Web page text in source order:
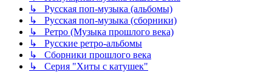
↳ Русская поп-музыка (альбомы)
↳ Русская поп-музыка (сборники)
↳ Ретро (Музыка прошлого века)
↳ Русские ретро-альбомы
↳ Сборники прошлого века
↳ Серия "Хиты с катушек"